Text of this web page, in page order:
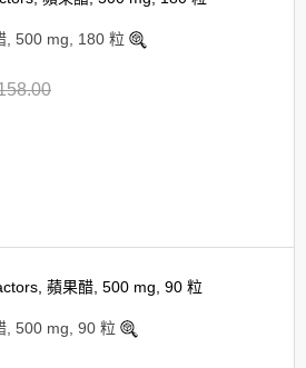
, 500 mg, 180 粒
, 500 mg, 90 粒